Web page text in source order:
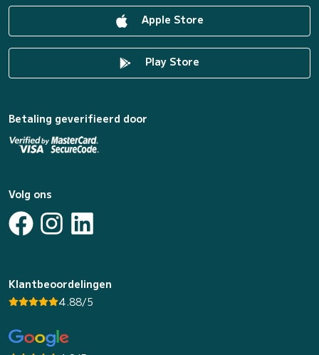
Apple Store
Play Store
Betaling geverifieerd door
Volg ons
Klantbeoordelingen
4.88/5